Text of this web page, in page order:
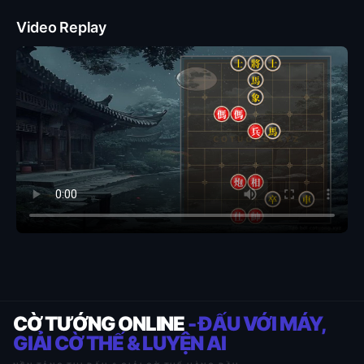
Video Replay
CỜ TƯỚNG ONLINE- ĐẤU VỚI MÁY,
GIẢI CỜ THẾ & LUYỆN AI